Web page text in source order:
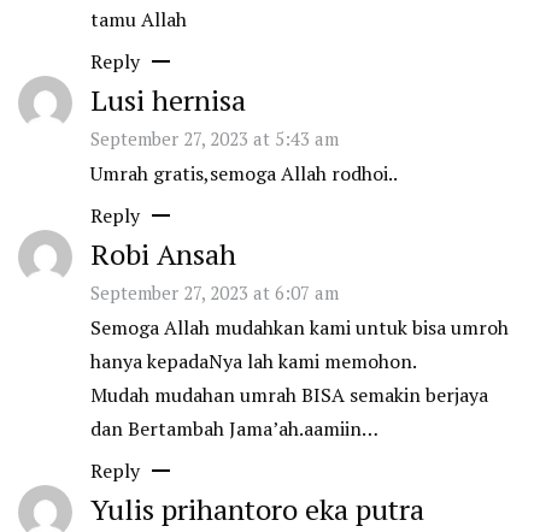
tamu Allah
Reply
Lusi hernisa
September 27, 2023 at 5:43 am
Umrah gratis,semoga Allah rodhoi..
Reply
Robi Ansah
September 27, 2023 at 6:07 am
Semoga Allah mudahkan kami untuk bisa umroh
hanya kepadaNya lah kami memohon.
Mudah mudahan umrah BISA semakin berjaya
dan Bertambah Jama’ah.aamiin…
Reply
Yulis prihantoro eka putra